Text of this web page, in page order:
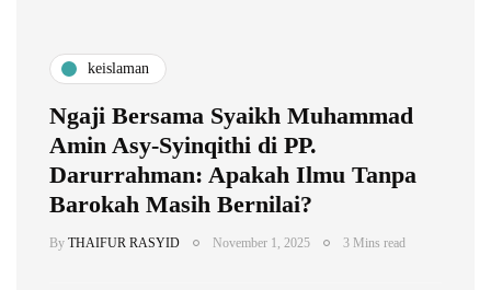
keislaman
Ngaji Bersama Syaikh Muhammad
Amin Asy-Syinqithi di PP.
Darurrahman: Apakah Ilmu Tanpa
Barokah Masih Bernilai?
By THAIFUR RASYID November 1, 2025 3 Mins read